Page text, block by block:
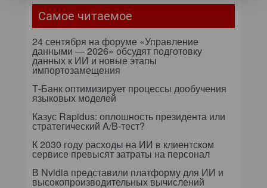
Самое читаемое
24 сентября на форуме «Управление
данными — 2026» обсудят подготовку
данных к ИИ и новые этапы
импортозамещения
Т-Банк оптимизирует процессы дообучения
языковых моделей
Казус Rapidus: оплошность президента или
стратегический A/B-тест?
К 2030 году расходы на ИИ в клиентском
сервисе превысят затраты на персонал
В Nvidia представили платформу для ИИ и
высокопроизводительных вычислений